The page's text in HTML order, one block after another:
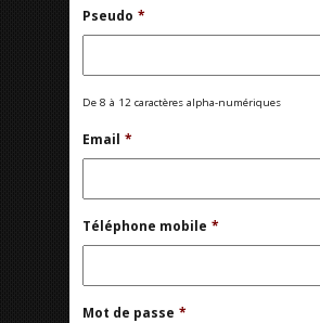
Pseudo *
De 8 à 12 caractères alpha-numériques
Email *
Téléphone mobile *
Mot de passe *